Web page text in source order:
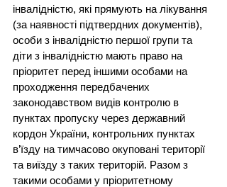
інвалідністю, які прямують на лікування
(за наявності підтвердних документів),
особи з інвалідністю першої групи та
діти з інвалідністю мають право на
пріоритет перед іншими особами на
проходження передбачених
законодавством видів контролю в
пунктах пропуску через державний
кордон України, контрольних пунктах
в’їзду на тимчасово окуповані території
та виїзду з таких територій. Разом з
такими особами у пріоритетному